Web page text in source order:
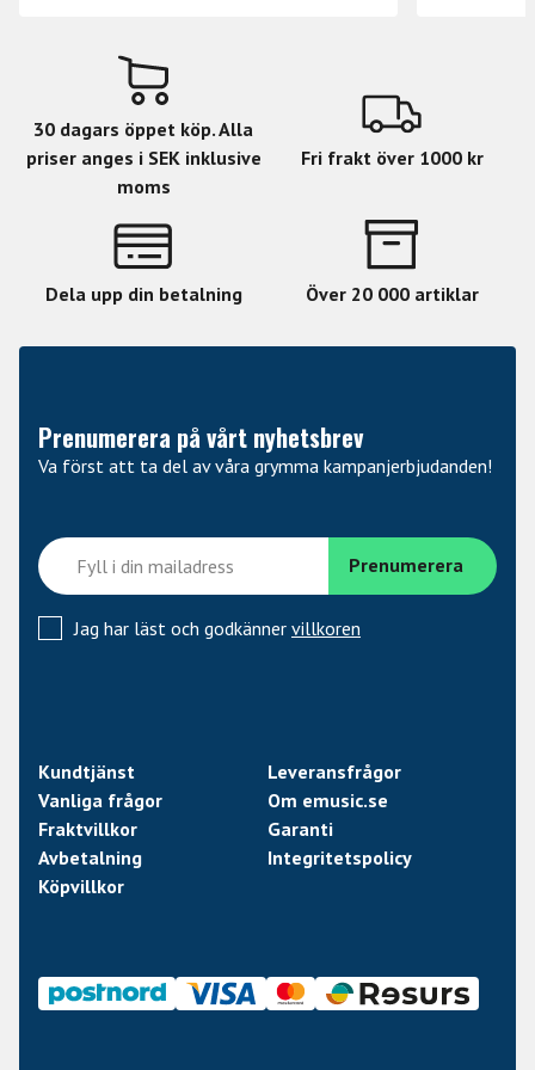
30 dagars öppet köp. Alla
priser anges i SEK inklusive
moms
Fri frakt över 1000 kr
Dela upp din betalning Över 20 000 artiklar
Prenumerera på vårt nyhetsbrev
Va först att ta del av våra grymma kampanjerbjudanden!
Jag har läst och godkänner villkoren
Kundtjänst
Leveransfrågor
Vanliga frågor
Om emusic.se
Fraktvillkor
Garanti
Avbetalning
Integritetspolicy
Köpvillkor